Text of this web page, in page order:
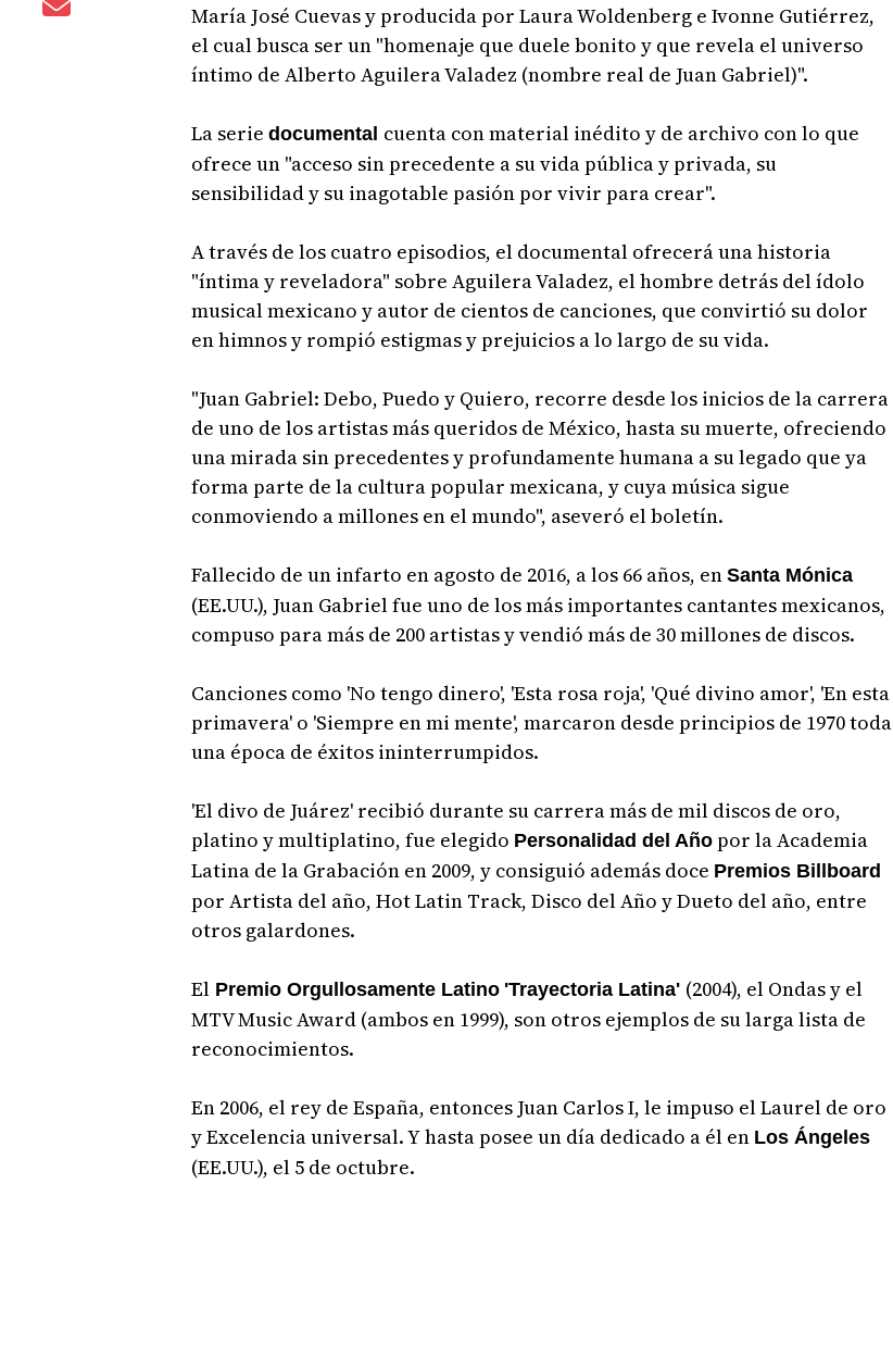
María José Cuevas y producida por Laura Woldenberg e Ivonne Gutiérrez,
el cual busca ser un "homenaje que duele bonito y que revela el universo
íntimo de Alberto Aguilera Valadez (nombre real de Juan Gabriel)".
La serie documental cuenta con material inédito y de archivo con lo que
ofrece un "acceso sin precedente a su vida pública y privada, su
sensibilidad y su inagotable pasión por vivir para crear".
A través de los cuatro episodios, el documental ofrecerá una historia
"íntima y reveladora" sobre Aguilera Valadez, el hombre detrás del ídolo
musical mexicano y autor de cientos de canciones, que convirtió su dolor
en himnos y rompió estigmas y prejuicios a lo largo de su vida.
"Juan Gabriel: Debo, Puedo y Quiero, recorre desde los inicios de la carrera
de uno de los artistas más queridos de México, hasta su muerte, ofreciendo
una mirada sin precedentes y profundamente humana a su legado que ya
forma parte de la cultura popular mexicana, y cuya música sigue
conmoviendo a millones en el mundo", aseveró el boletín.
Fallecido de un infarto en agosto de 2016, a los 66 años, en Santa Mónica
(EE.UU.), Juan Gabriel fue uno de los más importantes cantantes mexicanos,
compuso para más de 200 artistas y vendió más de 30 millones de discos.
Canciones como 'No tengo dinero', 'Esta rosa roja', 'Qué divino amor', 'En esta
primavera' o 'Siempre en mi mente', marcaron desde principios de 1970 toda
una época de éxitos ininterrumpidos.
'El divo de Juárez' recibió durante su carrera más de mil discos de oro,
platino y multiplatino, fue elegido Personalidad del Añopor la Academia
Latina de la Grabación en 2009, y consiguió además doce Premios Billboard
por Artista del año, Hot Latin Track, Disco del Año y Dueto del año, entre
otros galardones.
El Premio Orgullosamente Latino 'Trayectoria Latina' (2004), el Ondas y el
MTV Music Award (ambos en 1999), son otros ejemplos de su larga lista de
reconocimientos.
En 2006, el rey de España, entonces Juan Carlos I, le impuso el Laurel de oro
y Excelencia universal. Y hasta posee un día dedicado a él en Los Ángeles
(EE.UU.), el 5 de octubre.